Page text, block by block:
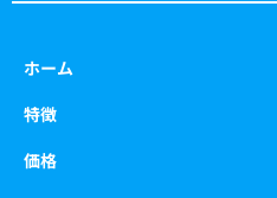
ホーム
特徴
価格